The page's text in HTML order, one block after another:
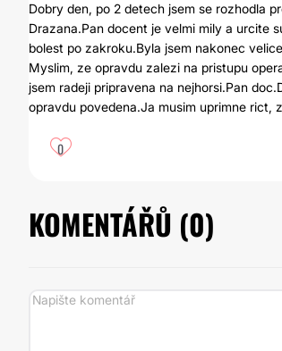
Dobry den, po 2 detech jsem se rozhodla
Drazana.Pan docent je velmi mily a urcite
bolest po zakroku.Byla jsem nakonec
Myslim, ze opravdu zalezi na pristupu
jsem radeji pripravena na nejhorsi.Pan
opravdu povedena.Ja musim uprimne rict,
0
KOMENTÁŘŮ (0)